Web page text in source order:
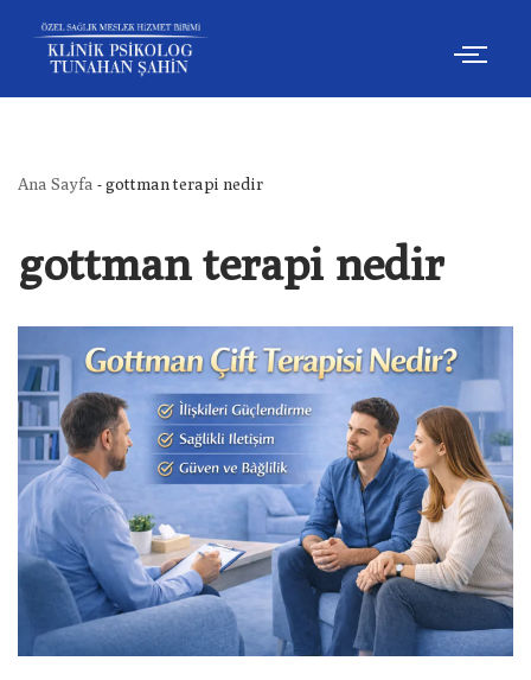
İçeriğe
geç
Ana Sayfa -gottman terapi nedir
gottman terapi nedir